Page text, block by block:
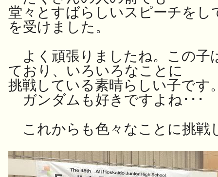
堂々とすばらしいスピーチをし
を受けました。
よく頑張りましたね。この子
ており、いろいろなことに
挑戦している素晴らしい子です
ガンダムも好きですよね･･･
これからも色々なことに挑戦